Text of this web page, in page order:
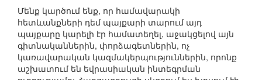
Մենք կարծում ենք, որ համավարակի
հետևանքների դեմ պայքարի տարում այդ
պայքարը կարելի էր համատեղել, աջակցելով այն
գիտնականներին, փորձագետներին, ոչ
կառավարական կազմակերպություններին, որոնք
աշխատում են եվրասիական ինտեգրման